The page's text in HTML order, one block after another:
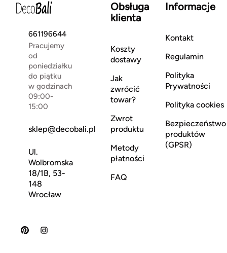
661196644
Pracujemy
od
poniedziałku
do piątku
w godzinach
09:00-
15:00
sklep@decobali.pl
Ul.
Wolbromska
18/1B, 53-
148
Wrocław
Obsługa
klienta
Koszty
dostawy
Jak
zwrócić
towar?
Zwrot
produktu
Metody
płatności
FAQ
Informacje
Kontakt
Regulamin
Polityka
Prywatności
Polityka cookies
Bezpieczeństwo
produktów
(GPSR)